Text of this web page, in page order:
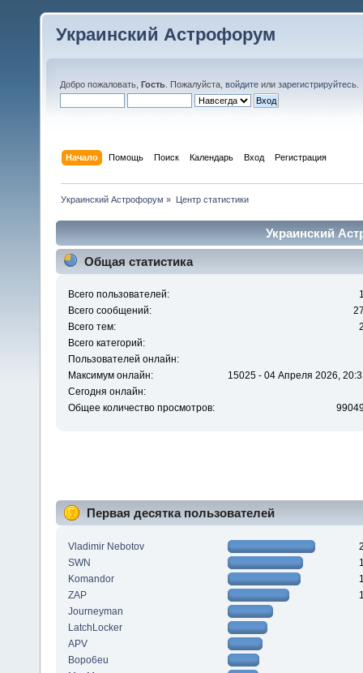
Украинский Астрофорум
Добро пожаловать, Гость . Пожалуйста, войдите или зарегистрируйтесь
Начало Помощь Поиск Календарь Вход Регистрация
Украинский Астрофорум » Центр статистики
Украинский
Общая статистика
Всего пользователей:
Всего сообщений:
Всего тем:
Всего категорий:
Пользователей онлайн:
Максимум онлайн:
15025 - 04 Апреля 2026,
Сегодня онлайн:
Общее количество просмотров:
Первая десятка пользователей
Vladimir Nebotov
SWN
Komandor
ZAP
Journeyman
LatchLocker
APV
Bopo6eu